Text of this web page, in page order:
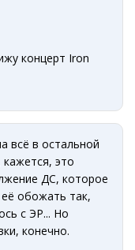
концерт Iron
всё в остальной
это
ДС, которое
обожать так,
с ЭР... Но
конечно.